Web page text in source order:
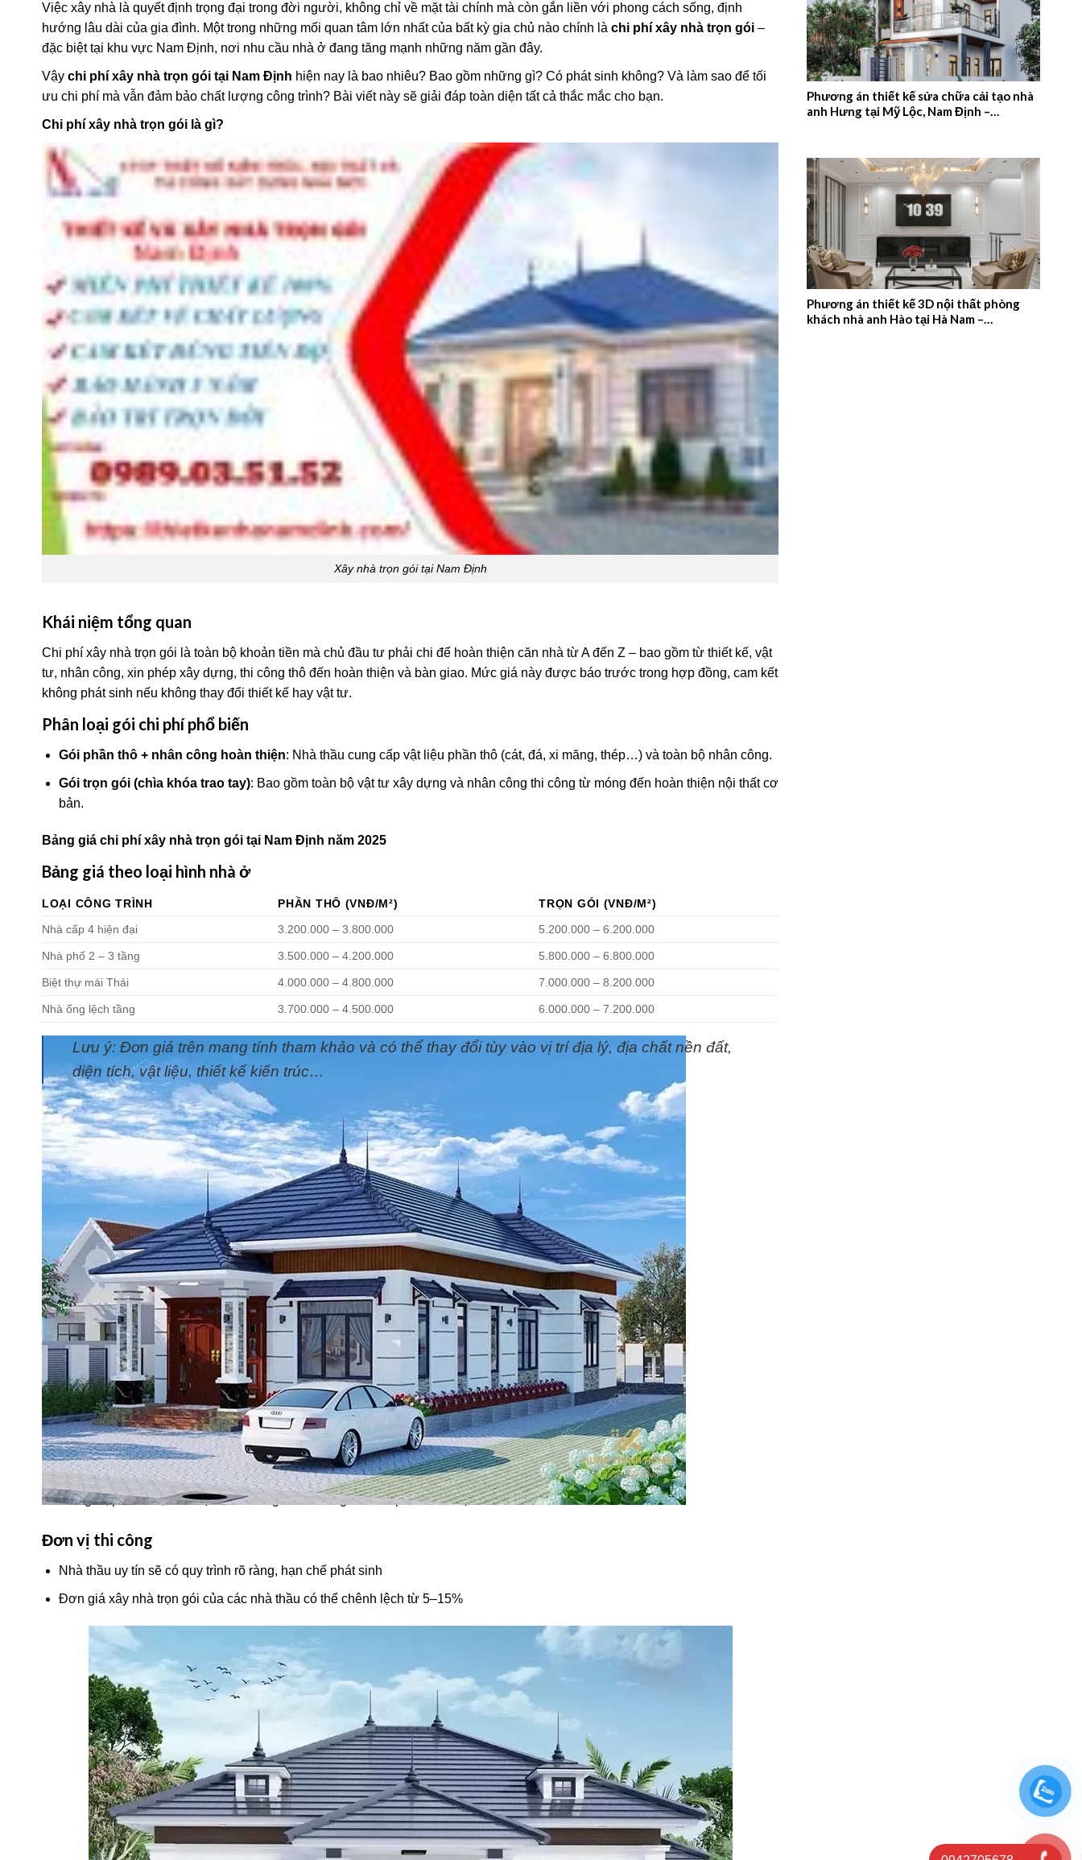
Việc xây nhà là quyết định trọng đại trong đời người, không chỉ về mặt tài chính mà còn gắn liền với phong cách sống, định
hướng lâu dài của gia đình. Một trong những mối quan tâm lớn nhất của bất kỳ gia chủ nào chính là chi phí xây nhà trọn gói –
đặc biệt tại khu vực Nam Định, nơi nhu cầu nhà ở đang tăng mạnh những năm gần đây.
Vậy chi phí xây nhà trọn gói tại Nam Định hiện nay là bao nhiêu? Bao gồm những gì? Có phát sinh không? Và làm sao để tối
ưu chi phí mà vẫn đảm bảo chất lượng công trình? Bài viết này sẽ giải đáp toàn diện tất cả thắc mắc cho bạn.
Chi phí xây nhà trọn gói là gì?
Xây nhà trọn gói tại Nam Định
Khái niệm tổng quan
Chi phí xây nhà trọn gói là toàn bộ khoản tiền mà chủ đầu tư phải chi để hoàn thiện căn nhà từ A đến Z – bao gồm từ thiết kế, vật
tư, nhân công, xin phép xây dựng, thi công thô đến hoàn thiện và bàn giao. Mức giá này được báo trước trong hợp đồng, cam kết
không phát sinh nếu không thay đổi thiết kế hay vật tư.
Phân loại gói chi phí phổ biến
Gói phần thô + nhân công hoàn thiện: Nhà thầu cung cấp vật liệu phần thô (cát, đá, xi măng, thép…) và toàn bộ nhân công.
Gói trọn gói (chìa khóa trao tay): Bao gồm toàn bộ vật tư xây dựng và nhân công thi công từ móng đến hoàn thiện nội thất cơ
bản.
Bảng giá chi phí xây nhà trọn gói tại Nam Định năm 2025
Bảng giá theo loại hình nhà ở
LOẠI CÔNG TRÌNH PHẦN THÔ (VNĐ/M²)
TRỌN GÓI (VNĐ/M²)
Nhà cấp 4 hiện đại
3.200.000 – 3.800.000 5.200.000 – 6.200.000
Nhà phố 2 – 3 tầng 3.500.000 – 4.200.000 5.800.000 – 6.800.000
Biệt thự mái Thái 4.000.000 – 4.800.000 7.000.000 – 8.200.000
Nhà ống lệch tầng 3.700.000 – 4.500.000 6.000.000 – 7.200.000
Lưu ý: Đơn giá trên mang tính tham khảo và có thể thay đổi tùy vào vị trí địa lý, địa chất nền đất,
diện tích, vật liệu, thiết kế kiến trúc…
Yếu tố ảnh hưởng đến chi phí xây nhà trọn gói tại Nam Định
Diện tích và quy mô công trình
Nhà có diện tích lớn sẽ có đơn giá thấp hơn nhờ tiết kiệm chi phí nhân công, vận chuyển
Công trình nhiều tầng hoặc phức tạp về kiến trúc làm tăng giá thành
Loại vật tư sử dụng
Gạch, xi măng, sơn, gỗ, cửa, thiết bị vệ sinh… là các yếu tố ảnh hưởng lớn đến chi phí
Dùng vật liệu nhập khẩu hoặc cao cấp sẽ tăng tổng ngân sách
Địa hình và địa chất khu đất
Khu đất yếu, cần ép cọc hoặc xử lý nền sẽ làm tăng chi phí phần móng
Địa hình khó vận chuyển hoặc mặt bằng nhỏ ảnh hưởng đến thi công
Phong cách kiến trúc
Nhà hiện đại, tối giản thường có chi phí thấp hơn so với phong cách cổ điển, tân cổ điển
Trang trí, phào chỉ, trần thạch cao cũng ảnh hưởng đến chi phí hoàn thiện
Đơn vị thi công
Nhà thầu uy tín sẽ có quy trình rõ ràng, hạn chế phát sinh
Đơn giá xây nhà trọn gói của các nhà thầu có thể chênh lệch từ 5–15%
Phương án thiết kế sửa chữa cải tạo nhà
anh Hưng tại Mỹ Lộc, Nam Định –
Phương án thiết kế 3D nội thất phòng
khách nhà anh Hào tại Hà Nam –